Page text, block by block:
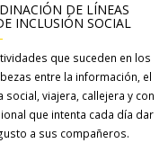
DE LÍNEAS
INCLUSIÓN SOCIAL
que suceden en los
entre la información, el
viajera, callejera y con
que intenta cada día dar
a sus compañeros.